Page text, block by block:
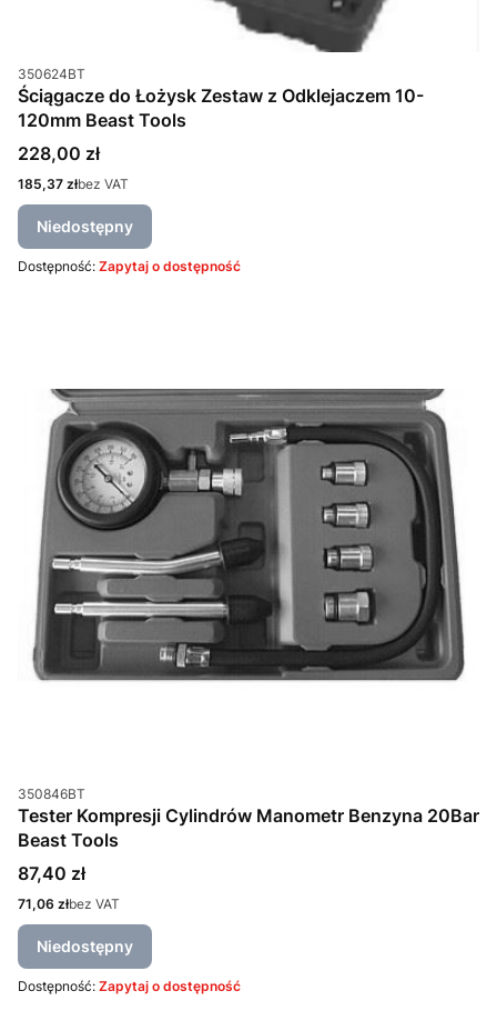
Kod produktu
350624BT
Ściągacze do Łożysk Zestaw z Odklejaczem 10-
120mm Beast Tools
Cena
228,00 zł
Cena
185,37 złbez VAT
Niedostępny
Dostępność: Zapytaj o dostępność
Kod produktu
350846BT
Tester Kompresji Cylindrów Manometr Benzyna 20Bar
Beast Tools
Cena
87,40 zł
Cena
71,06 złbez VAT
Niedostępny
Dostępność: Zapytaj o dostępność